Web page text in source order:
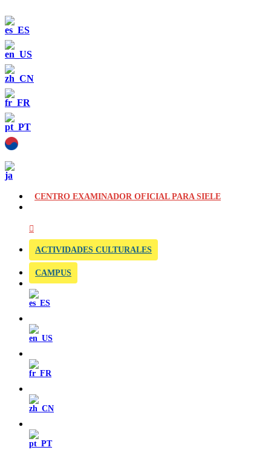
CENTRO EXAMINADOR OFICIAL PARA SIELE
ACTIVIDADES CULTURALES
CAMPUS